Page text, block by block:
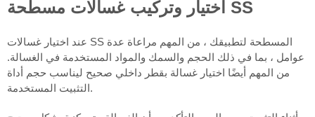
اختيار وتركيب غسالات مسطحة SS
عند اختيار غسالات SS المسطحة لتطبيقك ، من المهم مراعاة عدة
عوامل ، بما في ذلك الحجم والسمك والمواد المستخدمة في الغسالة.
من المهم أيضًا اختيار غسالة بقطر داخلي صحيح ليناسب حجم أداة
التثبيت المستخدمة.